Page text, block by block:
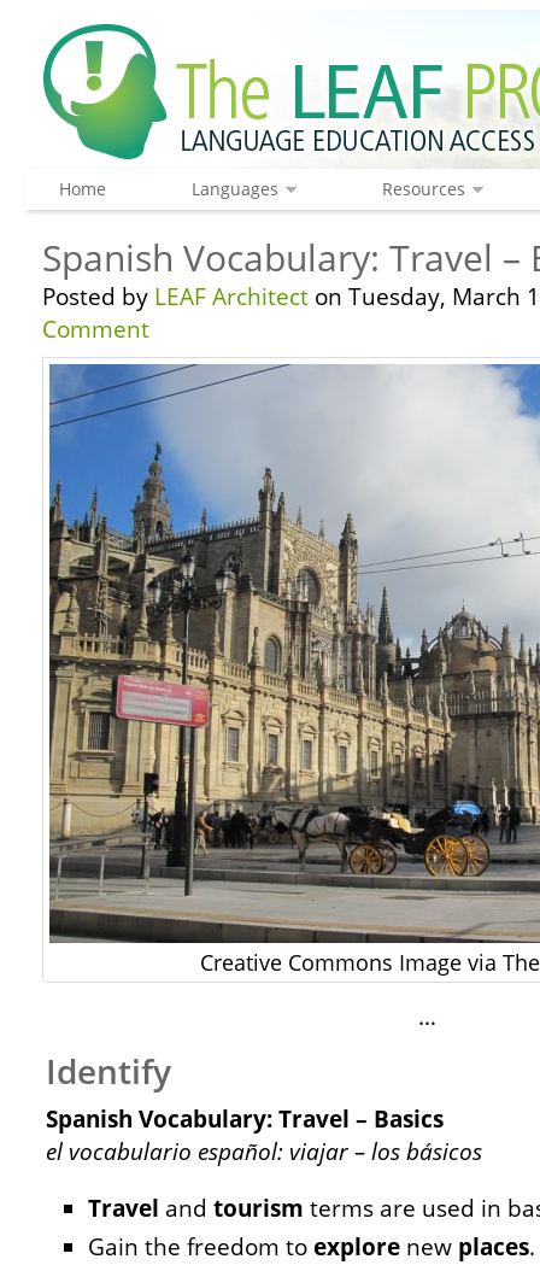
Home Languages Resources
Spanish Vocabulary: Travel –
Posted by LEAF Architect on Tuesday, March
Comment
Creative Commons Image via
…
Identify
Spanish Vocabulary: Travel – Basics
el vocabulario español: viajar – los básicos
Travel and tourism terms are used in
Gain the freedom toexplore new places.